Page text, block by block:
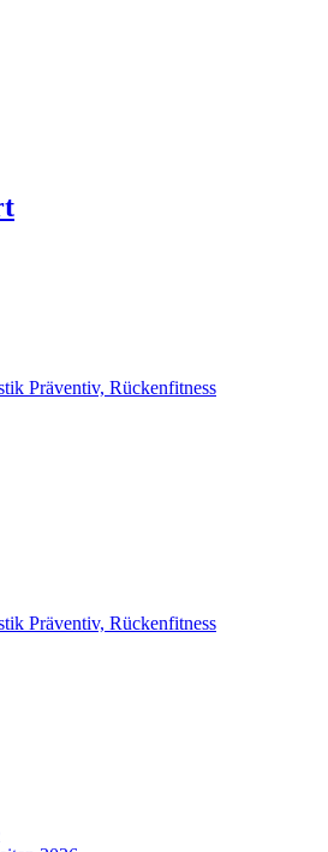
Präventiv, Rückenfitness
Präventiv, Rückenfitness